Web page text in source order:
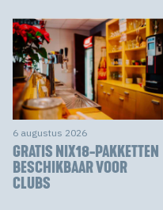
6 augustus 2026
GRATIS NIX18-PAKKETTEN
BESCHIKBAAR VOOR
CLUBS